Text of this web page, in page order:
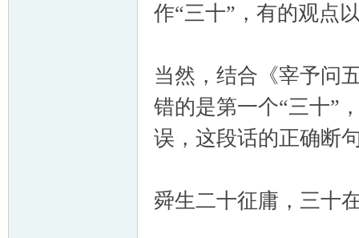
作“三十”，有的观点
当然，结合《宰予问
错的是第一个“三十”
误，这段话的正确断
舜生二十征庸，三十